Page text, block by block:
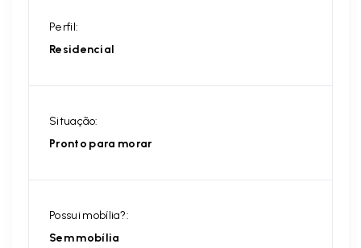
Perfil:
Residencial
Situação:
Pronto para morar
Possui mobília?:
Sem mobília